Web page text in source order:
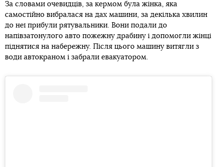
За словами очевидців, за кермом була жінка, яка
самостійно вибралася на дах машини, за декілька хвилин
до неї прибули рятувальники. Вони подали до
напівзатонулого авто пожежну драбину і допомогли жінці
піднятися на набережну. Після цього машину витягли з
води автокраном і забрали евакуатором.